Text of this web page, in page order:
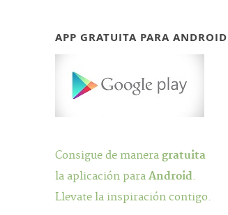
APP GRATUITA PARA ANDROID
Consigue de maneragratuita
la aplicación paraAndroid.
Llevate la inspiración contigo.